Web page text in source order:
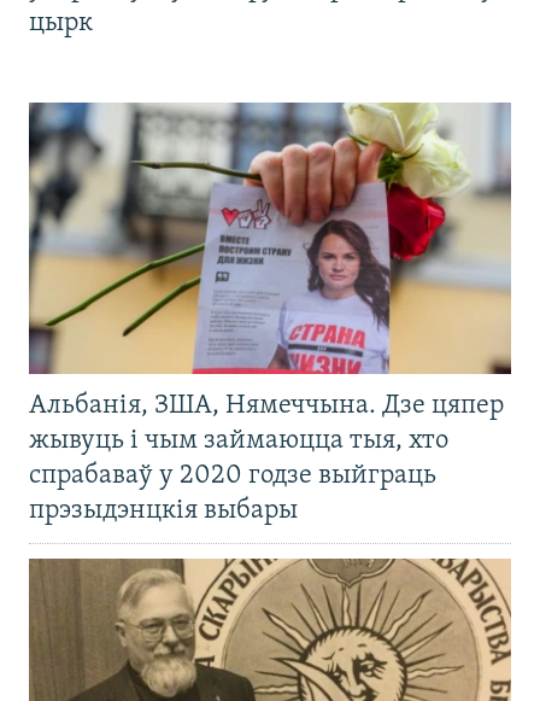
цырк
Альбанія, ЗША, Нямеччына. Дзе цяпер
жывуць і чым займаюцца тыя, хто
спрабаваў у 2020 годзе выйграць
прэзыдэнцкія выбары